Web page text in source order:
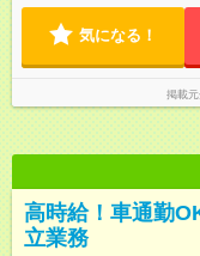
気になる！
掲載
高時給！車通勤
立業務